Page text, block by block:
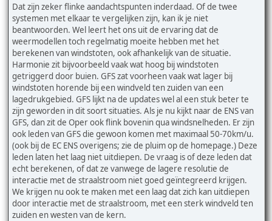
Dat zijn zeker flinke aandachtspunten inderdaad. Of de twee
systemen met elkaar te vergelijken zijn, kan ik je niet
beantwoorden. Wel leert het ons uit de ervaring dat de
weermodellen toch regelmatig moeite hebben met het
berekenen van windstoten, ook afhankelijk van de situatie.
Harmonie zit bijvoorbeeld vaak wat hoog bij windstoten
getriggerd door buien. GFS zat voorheen vaak wat lager bij
windstoten horende bij een windveld ten zuiden van een
lagedrukgebied. GFS lijkt na de updates wel al een stuk beter te
zijn geworden in dit soort situaties. Als je nu kijkt naar de ENS van
GFS, dan zit de Oper ook flink bovenin qua windsnelheden. Er zijn
ook leden van GFS die gewoon komen met maximaal 50-70km/u.
(ook bij de EC ENS overigens; zie de pluim op de homepage.) Deze
leden laten het laag niet uitdiepen. De vraag is of deze leden dat
echt berekenen, of dat ze vanwege de lagere resolutie de
interactie met de straalstroom niet goed geïntegreerd krijgen.
We krijgen nu ook te maken met een laag dat zich kan uitdiepen
door interactie met de straalstroom, met een sterk windveld ten
zuiden en westen van de kern.